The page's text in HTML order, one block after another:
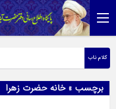
کلام ناب
برچسب » خانه حضرت زهرا